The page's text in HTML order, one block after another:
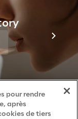
pour rendre
après
de tiers